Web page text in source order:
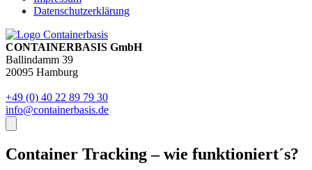
Datenschutzerklärung
CONTAINERBASIS GmbH
Ballindamm 39
20095 Hamburg
+49 (0) 40 22 89 79 30
info@containerbasis.de
Container Tracking – wie funktioniert´s?